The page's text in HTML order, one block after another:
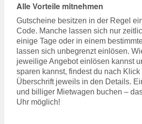
Alle Vorteile mitnehmen
Gutscheine besitzen in der Regel
Code. Manche lassen sich nur
einige Tage oder in einem
lassen sich unbegrenzt einlösen.
jeweilige Angebot einlösen kannst
sparen kannst, findest du nach Klick
Überschrift jeweils in den Details.
und billiger Mietwagen buchen –
Uhr möglich!